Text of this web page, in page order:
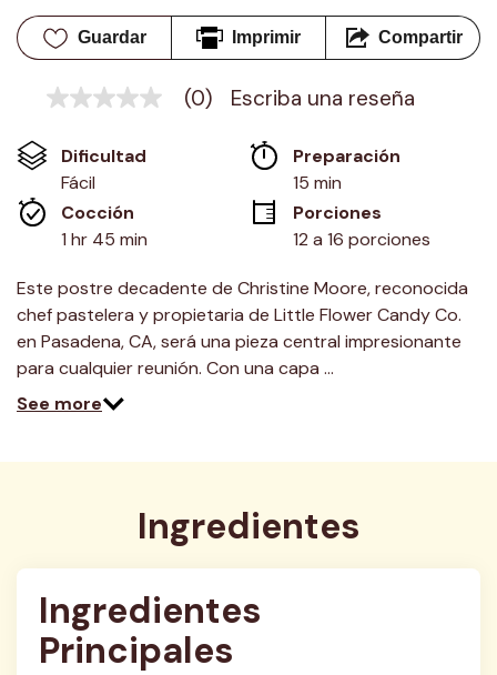
Guardar Imprimir Compartir
Sin
en
misma
página.
(0) Escriba una reseña
Dificultad
Fácil
Preparación
15 min
Cocción
1 hr 45 min
Porciones
12 a 16 porciones
Este postre decadente de Christine Moore, reconocida
chef pastelera y propietaria de Little Flower Candy Co.
en Pasadena, CA, será una pieza central impresionante
para cualquier reunión. Con una capa …
See more
Ingredientes
Ingredientes
Principales